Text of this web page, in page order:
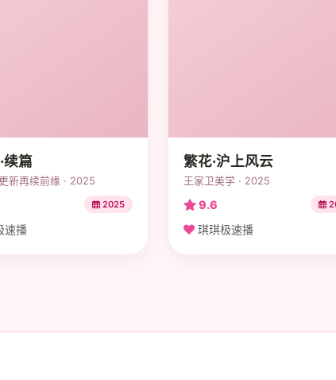
续篇
新再续前缘 · 2025
2025
速播
繁花·沪上风云
王家卫美学 · 2025
9.6
琪琪极速播